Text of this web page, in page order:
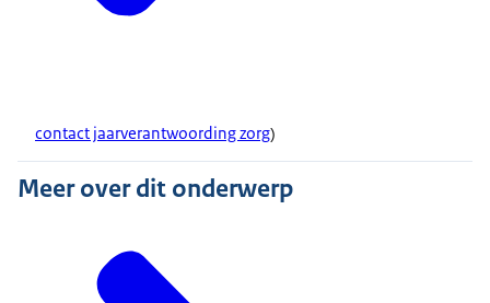
contact jaarverantwoording zorg)
Meer over dit onderwerp